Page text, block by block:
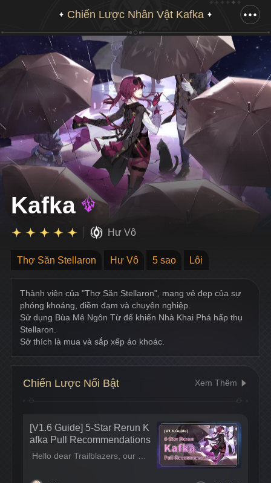
Chiến Lược Nhân Vật Kafka
Kéo xuống để hiển thị hình vẽ hoàn chỉnh
Kafka
Hư Vô
Thợ Săn Stellaron Hư Vô 5 sao Lôi
Thành viên của "Thợ Săn Stellaron", mang vẻ đẹp của sự
phóng khoáng, điềm đạm và chuyên nghiệp.
Sử dụng Bùa Mê Ngôn Từ để khiến Nhà Khai Phá hấp thụ
Stellaron.
Sở thích là mua và sắp xếp áo khoác.
Chiến Lược Nổi Bật Xem Thêm
[V1.6 Guide] 5-Star Rerun K
afka Pull Recommendations